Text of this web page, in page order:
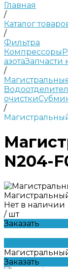
Главная
/
Каталог
/
Фильтра
Компрессоры
азотаЗапчасти
/
очистки
/
N204-
Нет в наличии
/ шт
Заказать
Заказать